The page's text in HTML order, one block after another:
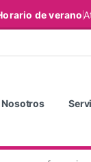
de verano
Nosotros